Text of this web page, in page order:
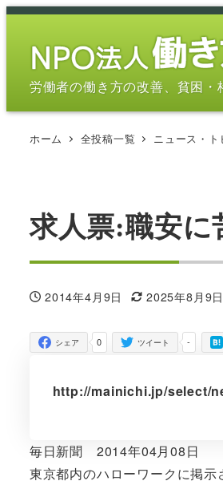
メ
労働者の働き方の改善、貧困
ホーム 全投稿一覧 ニュース・ト
求人票:職安
投稿日
2014年4月9日
更新日
2025年8月9日
0
シェア -
ツイート
http://mainichi.jp/select/
毎日新聞 2014年04月08日
東京都内のハローワークに掲